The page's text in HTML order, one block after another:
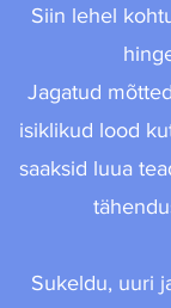
Siin lehel
Jagatud
isiklikud lood
saaksid luua
Sukeldu, uuri